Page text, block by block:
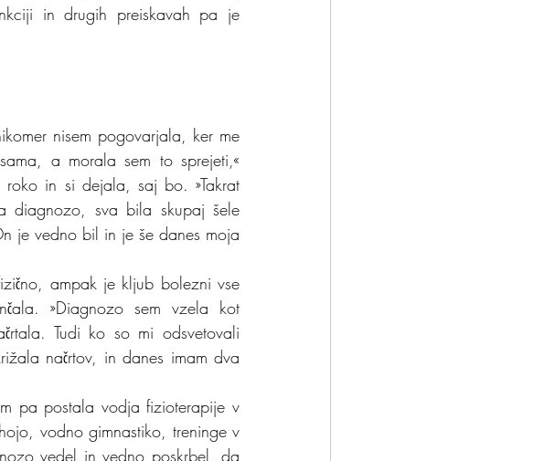
in drugih preiskavah pa je
nisem pogovarjala, ker me
a morala sem to sprejeti,«
in si dejala, saj bo. »Takrat
diagnozo, sva bila skupaj šele
je vedno bil in je še danes moja
ampak je kljub bolezni vse
»Diagnozo sem vzela kot
Tudi ko so mi odsvetovali
načrtov, in danes imam dva
pa postala vodja fizioterapije v
vodno gimnastiko, treninge v
vedel in vedno poskrbel, da